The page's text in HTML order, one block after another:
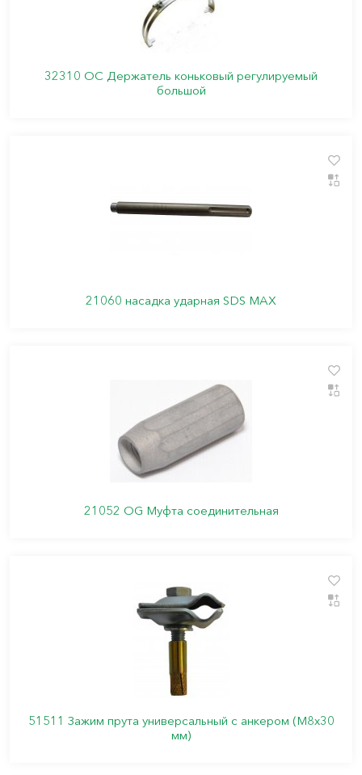
32310 ОС Держатель коньковый регулируемый
большой
21060 насадка ударная SDS MAX
21052 OG Муфта соединительная
51511 Зажим прута универсальный с анкером (M8x30
мм)